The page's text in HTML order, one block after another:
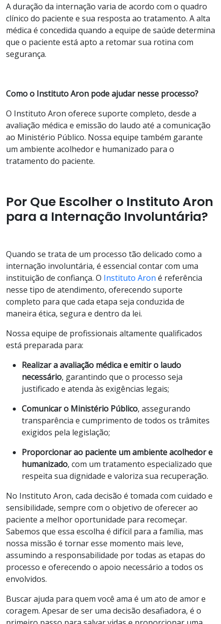
A duração da internação varia de acordo com o quadro
clínico do paciente e sua resposta ao tratamento. A alta
médica é concedida quando a equipe de saúde determina
que o paciente está apto a retomar sua rotina com
segurança.
Como o Instituto Aron pode ajudar nesse processo?
O Instituto Aron oferece suporte completo, desde a
avaliação médica e emissão do laudo até a comunicação
ao Ministério Público. Nossa equipe também garante
um ambiente acolhedor e humanizado para o
tratamento do paciente.
Por Que Escolher o Instituto Aron
para a Internação Involuntária?
Quando se trata de um processo tão delicado como a
internação involuntária, é essencial contar com uma
instituição de confiança. O Instituto Aron é referência
nesse tipo de atendimento, oferecendo suporte
completo para que cada etapa seja conduzida de
maneira ética, segura e dentro da lei.
Nossa equipe de profissionais altamente qualificados
está preparada para:
Realizar a avaliação médica e emitir o laudo
necessário, garantindo que o processo seja
justificado e atenda às exigências legais;
Comunicar o Ministério Público, assegurando
transparência e cumprimento de todos os trâmites
exigidos pela legislação;
Proporcionar ao paciente um ambiente acolhedor e
humanizado, com um tratamento especializado que
respeita sua dignidade e valoriza sua recuperação.
No Instituto Aron, cada decisão é tomada com cuidado e
sensibilidade, sempre com o objetivo de oferecer ao
paciente a melhor oportunidade para recomeçar.
Sabemos que essa escolha é difícil para a família, mas
nossa missão é tornar esse momento mais leve,
assumindo a responsabilidade por todas as etapas do
processo e oferecendo o apoio necessário a todos os
envolvidos.
Buscar ajuda para quem você ama é um ato de amor e
coragem. Apesar de ser uma decisão desafiadora, é o